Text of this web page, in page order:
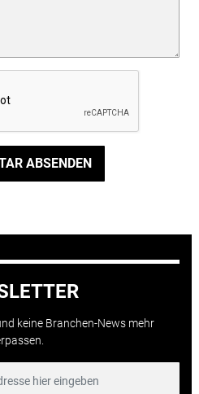
ABSENDEN
keine Branchen-News mehr